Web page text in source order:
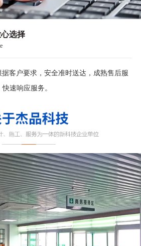
选择
据客户要求，安全准时送达，成熟售后服
速响应服务。